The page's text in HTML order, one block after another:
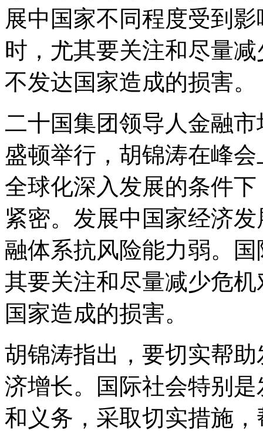
展中国家不同程度受到
时，尤其要关注和尽量
不发达国家造成的损害。
二十国集团领导人金融
盛顿举行，胡锦涛在峰
全球化深入发展的条件
紧密。发展中国家经济
融体系抗风险能力弱。
其要关注和尽量减少危
国家造成的损害。
胡锦涛指出，要切实帮
济增长。国际社会特别
和义务，采取切实措施